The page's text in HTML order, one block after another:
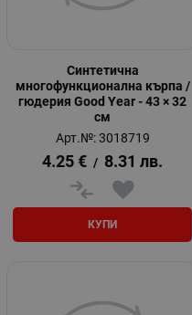
Синтетична
многофункционална кърпа /
гюдерия Good Year - 43 × 32
см
Арт.№: 3018719
4.25 € / 8.31 лв.
КУПИ